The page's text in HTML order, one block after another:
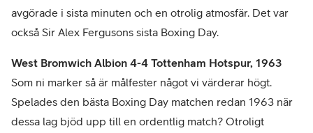
avgörade i sista minuten och en otrolig atmosfär. Det var
också Sir Alex Fergusons sista Boxing Day.
West Bromwich Albion 4-4 Tottenham Hotspur, 1963
Som ni marker så är målfester något vi värderar högt.
Spelades den bästa Boxing Day matchen redan 1963 när
dessa lag bjöd upp till en ordentlig match? Otroligt